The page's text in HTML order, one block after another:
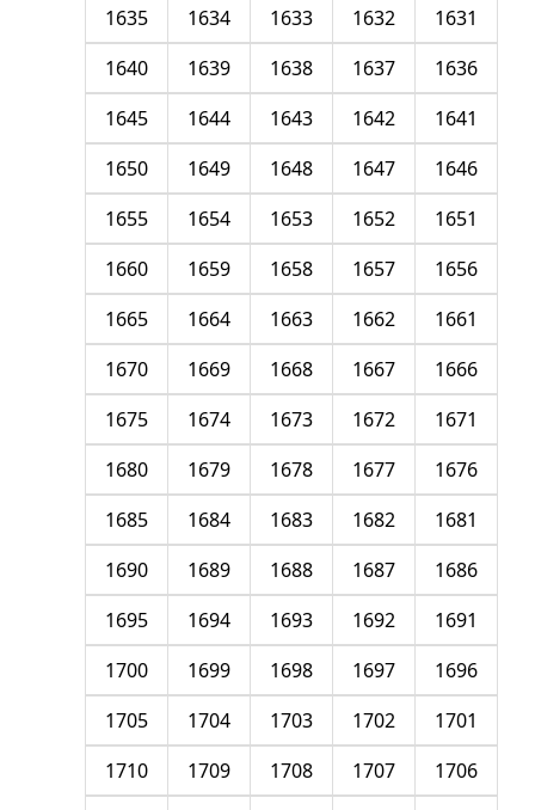
1631
1632
1633
1634
1635
1636
1637
1638
1639
1640
1641
1642
1643
1644
1645
1646
1647
1648
1649
1650
1651
1652
1653
1654
1655
1656
1657
1658
1659
1660
1661
1662
1663
1664
1665
1666
1667
1668
1669
1670
1671
1672
1673
1674
1675
1676
1677
1678
1679
1680
1681
1682
1683
1684
1685
1686
1687
1688
1689
1690
1691
1692
1693
1694
1695
1696
1697
1698
1699
1700
1701
1702
1703
1704
1705
1706
1707
1708
1709
1710